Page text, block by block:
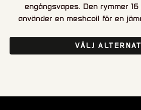
engångsvapes. Den rymmer
använder en meshcoil för en
VÄLJ